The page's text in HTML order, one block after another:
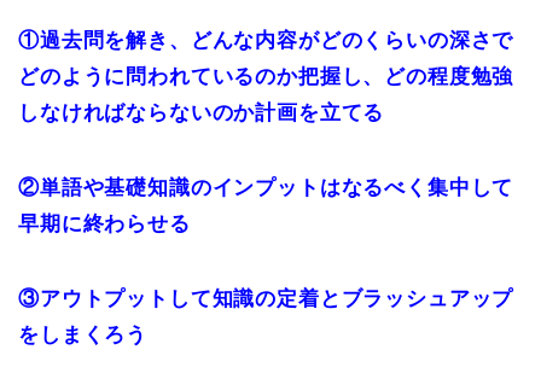
①過去問を解き、どんな内容がどのくらいの深さで
どのように問われているのか把握し、どの程度勉強
しなければならないのか計画を立てる
②単語や基礎知識のインプットはなるべく集中して
早期に終わらせる
③アウトプットして知識の定着とブラッシュアップ
をしまくろう